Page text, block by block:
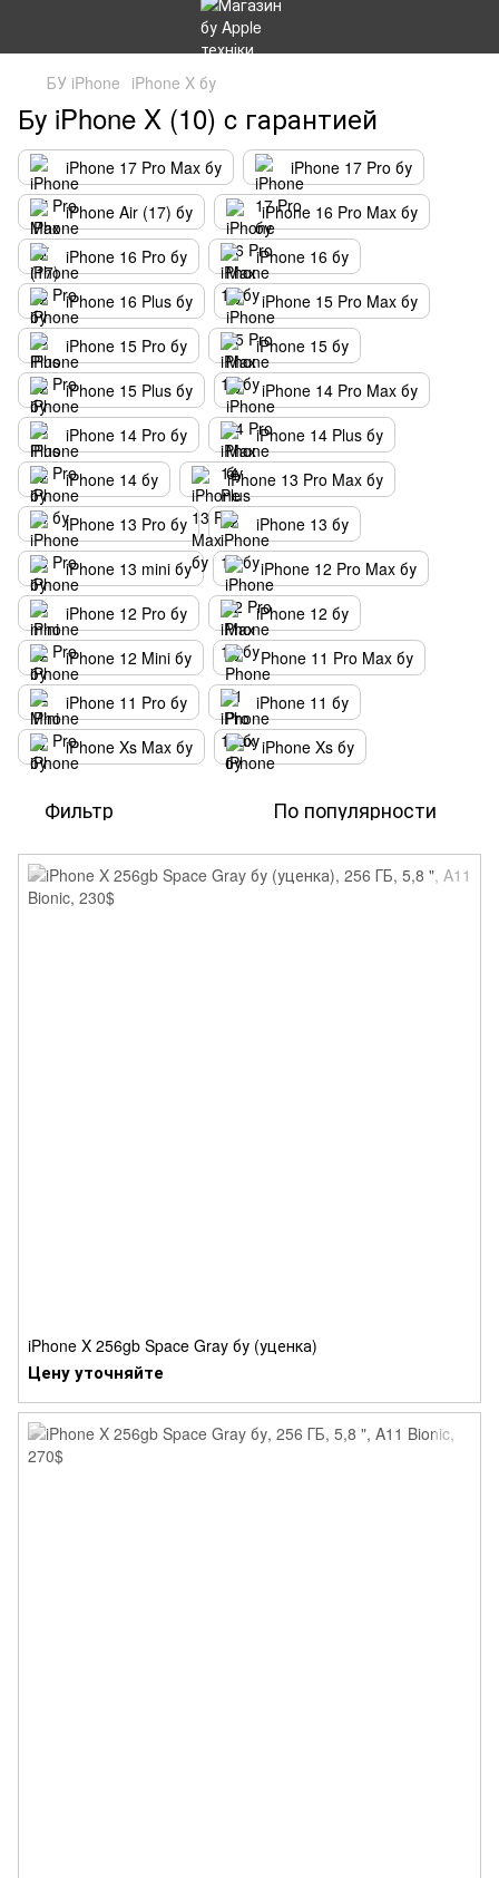
БУ iPhone iPhone X бу
Бу iPhone X (10) c гарантией
iPhone 17 Pro Max бу
iPhone 17 Pro бу
iPhone Air (17) бу
iPhone 16 Pro Max бу
iPhone 16 Pro бу
iPhone 16 бу
iPhone 16 Plus бу
iPhone 15 Pro Max бу
iPhone 15 Pro бу
iPhone 15 бу
iPhone 15 Plus бу
iPhone 14 Pro Max бу
iPhone 14 Pro бу
iPhone 14 Plus бу
iPhone 14 бу
iPhone 13 Pro Max бу
iPhone 13 Pro бу
iPhone 13 бу
iPhone 13 mini бу
iPhone 12 Pro Max бу
iPhone 12 Pro бу
iPhone 12 бу
iPhone 12 Mini бу
Phone 11 Pro Max бу
iPhone 11 Pro бу
iPhone 11 бу
iPhone Xs Max бу
iPhone Xs бу
Фильтр По популярности
iPhone X 256gb Space Gray бу (уценка)
Цену уточняйте